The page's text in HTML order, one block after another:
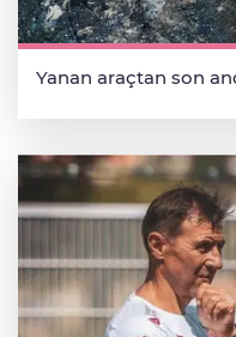
Yanan araçtan son